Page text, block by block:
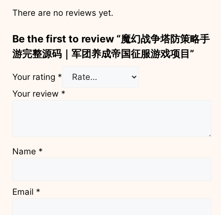
There are no reviews yet.
Be the first to review “魔幻战争塔防策略手
游完整源码｜军团养成帝国征服游戏项目”
Your rating *
Your review *
Name *
Email *